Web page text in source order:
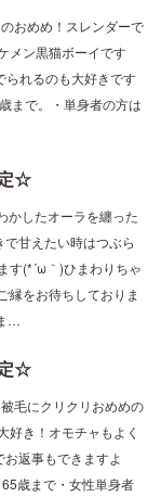
メン黒猫ボーイです
れるのも大好きです
。・単身者の方は
したオーラを纏った
甘えたい時はつぶら
(*´ω｀)ひまわりちゃ
縁をお待ちしておりま
…
毛にクリクリおめめの
好き！オモチャもよく
返事もできますよ
まで・女性単身者